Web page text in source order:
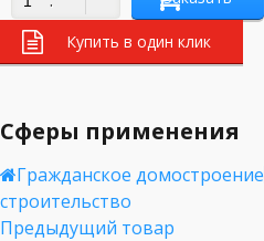
Купить в один клик
Сферы применения
Гражданское домостроение
строительство
Предыдущий товар